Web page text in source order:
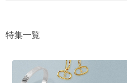
特集一覧